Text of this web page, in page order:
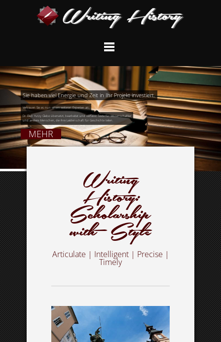
Sie haben viel Energie und Zeit in Ihr Projekt investiert.
Vertrauen Sie es nun einem weiteren Experten an.
Dr. Ellen Yutzy Glebe übersetzt, bearbeitet und verfasst Texte für Wissenschaftler
und andere Menschen, die ihre Leidenschaft für Geschichte teilen.
MEHR
Writing
History:
Scholarship
with Style
Articulate | Intelligent | Precise |
Timely
KONTAKT
In Eile? Fordern Sie einen Kostenvoranschlag